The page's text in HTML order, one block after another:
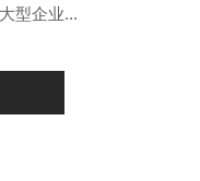
型企业...